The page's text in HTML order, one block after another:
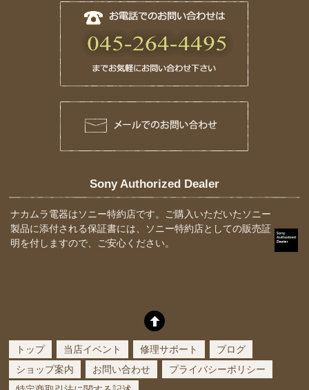
Sony Authorized Dealer
ナカムラ電器はソニー特約店です。ご購入いただいたソニー
製品に添付される保証書には、ソニー特約店としての販売証
明を付しますので、ご安心ください。
トップ 当店イベント 修理サポート
ブログ
ショップ案内
お問い合わせ
プライバシーポリシー